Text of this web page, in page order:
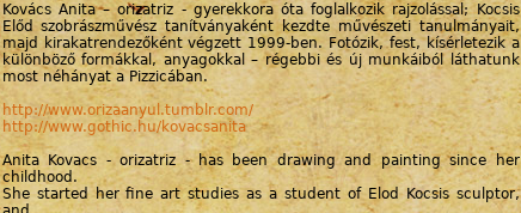
Kovács Anita – orizatriz - gyerekkora óta foglalkozik rajzolással; Kocsis
Előd szobrászművész tanítványaként kezdte művészeti tanulmányait,
majd kirakatrendezőként végzett 1999-ben. Fotózik, fest, kísérletezik a
különböző formákkal, anyagokkal – régebbi és új munkáiból láthatunk
most néhányat a Pizzicában.
http://www.orizaanyul.tumblr.com/
http://www.gothic.hu/kovacsanita
Anita Kovacs - orizatriz - has been drawing and painting since her
childhood.
She started her fine art studies as a student of Elod Kocsis sculptor,